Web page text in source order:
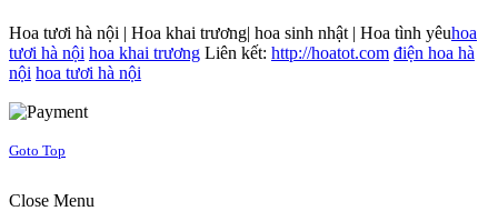
Hoa tươi hà nội | Hoa khai trương| hoa sinh nhật | Hoa tình yêuhoa
tươi hà nội hoa khai trương Liên kết: http://hoatot.com điện hoa hà
nội hoa tươi hà nội
Goto Top
Close Menu